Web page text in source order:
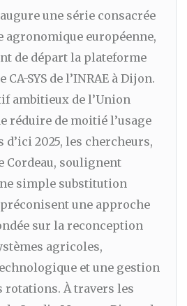
une série consacrée
agronomique européenne,
de départ la plateforme
SYS de l’INRAE à Dijon.
ambitieux de l’Union
réduire de moitié l’usage
d’ici 2025, les chercheurs,
Cordeau, soulignent
simple substitution
une approche
sur la reconception
agricoles,
et une gestion
rotations. À travers les